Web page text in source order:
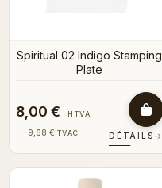
Spiritual 02 Indigo Stamping
Plate
8,00 € HTVA
9,68 € TVAC DÉTAILS →